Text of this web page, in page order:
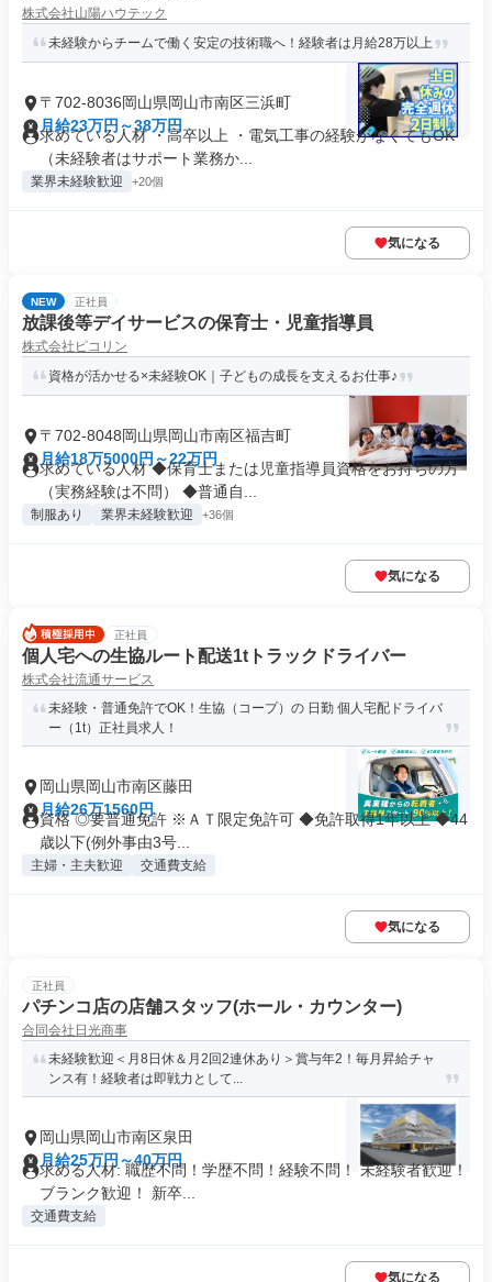
株式会社山陽ハウテック
未経験からチームで働く安定の技術職へ！経験者は月給28万以上
〒702-8036岡山県岡山市南区三浜町
月給23万円～38万円
求めている人材 ・高卒以上 ・電気工事の経験がなくてもOK
（未経験者はサポート業務か...
業界未経験歓迎 +20個
気になる
NEW 正社員
放課後等デイサービスの保育士・児童指導員
株式会社ピコリン
資格が活かせる×未経験OK｜子どもの成長を支えるお仕事♪
〒702-8048岡山県岡山市南区福吉町
月給18万5000円～22万円
求めている人材 ◆保育士または児童指導員資格をお持ちの方
（実務経験は不問） ◆普通自...
制服あり 業界未経験歓迎 +36個
気になる
正社員
個人宅への生協ルート配送1tトラックドライバー
株式会社流通サービス
未経験・普通免許でOK！生協（コープ）の 日勤 個人宅配ドライバ
ー（1t）正社員求人！
岡山県岡山市南区藤田
月給26万1560円
資格 ◎要普通免許 ※ＡＴ限定免許可 ◆免許取得1年以上 ◆44
歳以下(例外事由3号...
主婦・主夫歓迎 交通費支給
気になる
正社員
パチンコ店の店舗スタッフ(ホール・カウンター)
合同会社日光商事
未経験歓迎＜月8日休＆月2回2連休あり＞賞与年2！毎月昇給チャ
ンス有！経験者は即戦力として...
岡山県岡山市南区泉田
月給25万円～40万円
求める人材: 職歴不問！学歴不問！経験不問！ 未経験者歓迎！
ブランク歓迎！ 新卒...
交通費支給
気になる